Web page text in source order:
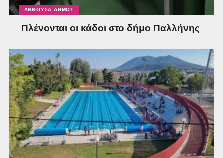
ΑΝΘΟΎΣΑ ΔΉΜΟΣ
Πλένονται οι κάδοι στο δήμο Παλλήνης